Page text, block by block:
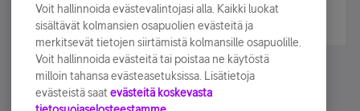
Tilaa nyt
Voit hallinnoida evästevalintojasi alla. Kaikki luokat
sisältävät kolmansien osapuolien evästeitä ja
merkitsevät tietojen siirtämistä kolmansille osapuolille.
Voit hallinnoida evästeitä tai poistaa ne käytöstä
milloin tahansa evästeasetuksissa. Lisätietoja
evästeistä saat evästeitä koskevasta